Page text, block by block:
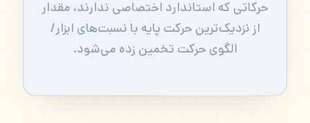
حرکاتی که استاندارد اختصاصی ندارند، مقدار
از نزدیک‌ترین حرکت پایه با نسبت‌های ابزار/
الگوی حرکت تخمین زده می‌شود.